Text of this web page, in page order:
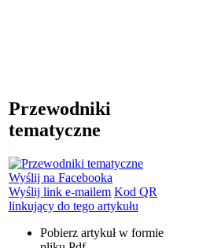
Przewodniki
tematyczne
Wyślij na Facebooka
Wyślij link e-mailem Kod QR
linkujący do tego artykułu
Pobierz artykuł w formie